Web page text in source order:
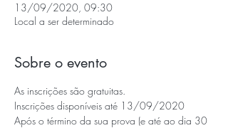
13/09/2020, 09:30
Local a ser determinado
Sobre o evento
As inscrições são gratuitas.
Inscrições disponíveis até 13/09/2020
Após o término da sua prova (e até ao dia 30